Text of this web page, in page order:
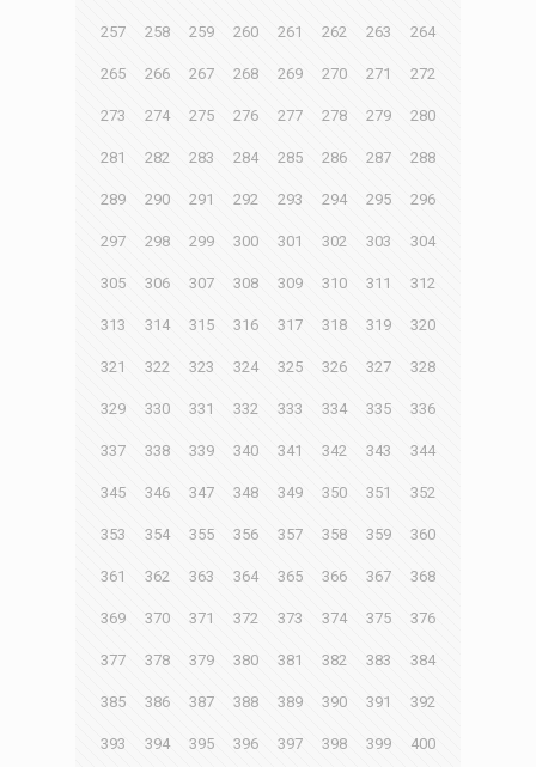
257 258 259 260 261 262 263 264
265 266 267 268 269 270 271 272
273 274 275 276 277 278 279 280
281 282 283 284 285 286 287 288
289 290 291 292 293 294 295 296
297 298 299 300 301 302 303 304
305 306 307 308 309 310 311 312
313 314 315 316 317 318 319 320
321 322 323 324 325 326 327 328
329 330 331 332 333 334 335 336
337 338 339 340 341 342 343 344
345 346 347 348 349 350 351 352
353 354 355 356 357 358 359 360
361 362 363 364 365 366 367 368
369 370 371 372 373 374 375 376
377 378 379 380 381 382 383 384
385 386 387 388 389 390 391 392
393 394 395 396 397 398 399 400